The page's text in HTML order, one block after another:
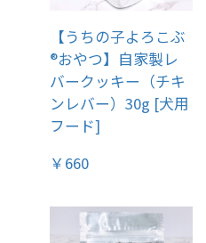
【うちの子よろこぶ
®おやつ】自家製レ
バークッキー（チキ
ンレバー）30g [犬用
フード]
￥660